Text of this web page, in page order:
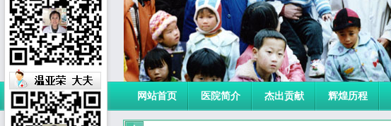
网站首页 医院简介 杰出贡献 辉煌历程